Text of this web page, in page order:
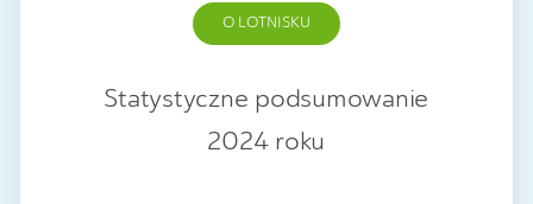
O LOTNISKU
Statystyczne podsumowanie
2024 roku